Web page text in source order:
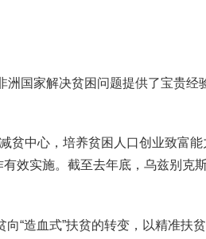
国家解决贫困问题提供了宝贵经
中心，培养贫困人口创业致富能
效实施。截至去年底，乌兹别克
“造血式”扶贫的转变，以精准扶